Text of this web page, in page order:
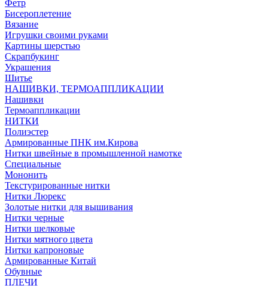
Фетр
Бисероплетение
Вязание
Игрушки своими руками
Картины шерстью
Скрапбукинг
Украшения
Шитье
НАШИВКИ, ТЕРМОАППЛИКАЦИИ
Нашивки
Термоаппликации
НИТКИ
Полиэстер
Армированные ПНК им.Кирова
Нитки швейные в промышленной намотке
Специальные
Мононить
Текстурированные нитки
Нитки Люрекс
Золотые нитки для вышивания
Нитки черные
Нитки шелковые
Нитки мятного цвета
Нитки капроновые
Армированные Китай
Обувные
ПЛЕЧИ